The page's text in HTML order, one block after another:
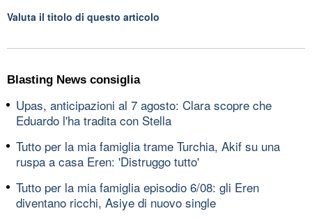
Valuta il titolo di questo articolo
Blasting News consiglia
Upas, anticipazioni al 7 agosto: Clara scopre che
Eduardo l'ha tradita con Stella
Tutto per la mia famiglia trame Turchia, Akif su una
ruspa a casa Eren: 'Distruggo tutto'
Tutto per la mia famiglia episodio 6/08: gli Eren
diventano ricchi, Asiye di nuovo single